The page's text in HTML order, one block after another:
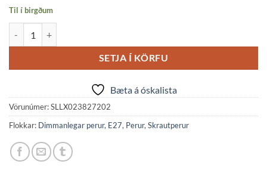
Til í birgðum
SETJA Í KÖRFU
Bæta á óskalista
Vörunúmer:SLLX023827202
Flokkar: Dimmanlegar perur, E27, Perur, Skrautperur